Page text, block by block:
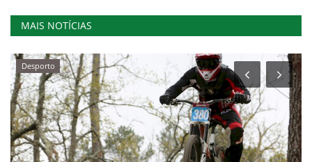
MAIS NOTÍCIAS
Desporto